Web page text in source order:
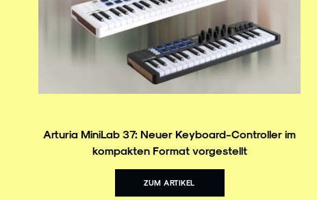
Arturia MiniLab 37: Neuer Keyboard-Controller im
kompakten Format vorgestellt
ZUM ARTIKEL